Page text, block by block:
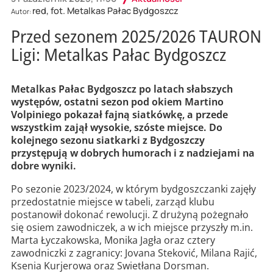
Autor: red, fot. Metalkas Pałac Bydgoszcz
Przed sezonem 2025/2026 TAURON
Ligi: Metalkas Pałac Bydgoszcz
Metalkas Pałac Bydgoszcz po latach słabszych
występów, ostatni sezon pod okiem Martino
Volpiniego pokazał fajną siatkówkę, a przede
wszystkim zajął wysokie, szóste miejsce. Do
kolejnego sezonu siatkarki z Bydgoszczy
przystępują w dobrych humorach i z nadziejami na
dobre wyniki.
Po sezonie 2023/2024, w którym bydgoszczanki zajęły
przedostatnie miejsce w tabeli, zarząd klubu
postanowił dokonać rewolucji. Z drużyną pożegnało
się osiem zawodniczek, a w ich miejsce przyszły m.in.
Marta Łyczakowska, Monika Jagła oraz cztery
zawodniczki z zagranicy: Jovana Steković, Milana Rajić,
Ksenia Kurjerowa oraz Swietłana Dorsman.